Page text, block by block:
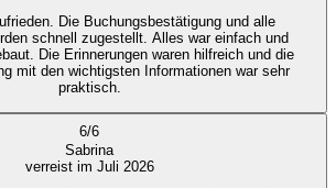
Die Buchungsbestätigung und alle
schnell zugestellt. Alles war einfach und
Die Erinnerungen waren hilfreich und die
mit den wichtigsten Informationen war sehr
praktisch.
6/6
Sabrina
verreist im Juli 2026